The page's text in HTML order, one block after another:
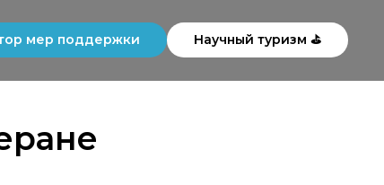
мер поддержки Научный туризм ⛳